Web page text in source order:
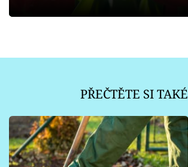
PŘEČTĚTE SI TAKÉ